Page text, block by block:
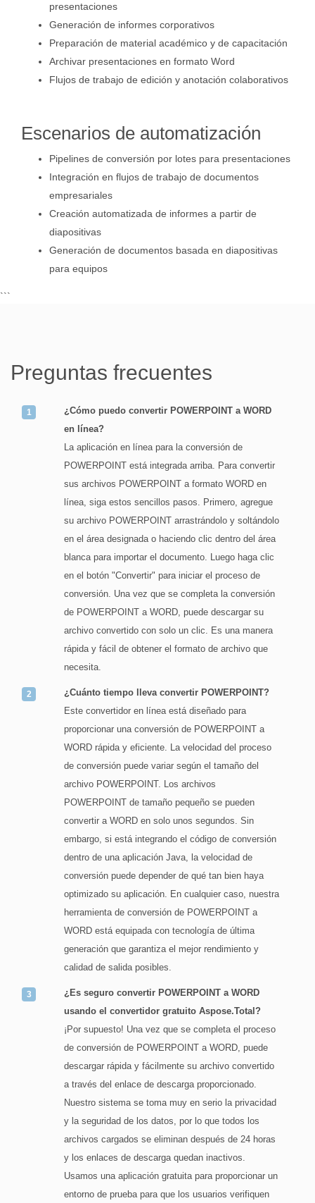
presentaciones
Generación de informes corporativos
Preparación de material académico y de capacitación
Archivar presentaciones en formato Word
Flujos de trabajo de edición y anotación colaborativos
Escenarios de automatización
Pipelines de conversión por lotes para presentaciones
Integración en flujos de trabajo de documentos
empresariales
Creación automatizada de informes a partir de
diapositivas
Generación de documentos basada en diapositivas
para equipos
```
Preguntas frecuentes
¿Cómo puedo convertir POWERPOINT a WORD
en línea?
La aplicación en línea para la conversión de
POWERPOINT está integrada arriba. Para convertir
sus archivos POWERPOINT a formato WORD en
línea, siga estos sencillos pasos. Primero, agregue
su archivo POWERPOINT arrastrándolo y soltándolo
en el área designada o haciendo clic dentro del área
blanca para importar el documento. Luego haga clic
en el botón "Convertir" para iniciar el proceso de
conversión. Una vez que se completa la conversión
de POWERPOINT a WORD, puede descargar su
archivo convertido con solo un clic. Es una manera
rápida y fácil de obtener el formato de archivo que
necesita.
¿Cuánto tiempo lleva convertir POWERPOINT?
Este convertidor en línea está diseñado para
proporcionar una conversión de POWERPOINT a
WORD rápida y eficiente. La velocidad del proceso
de conversión puede variar según el tamaño del
archivo POWERPOINT. Los archivos
POWERPOINT de tamaño pequeño se pueden
convertir a WORD en solo unos segundos. Sin
embargo, si está integrando el código de conversión
dentro de una aplicación Java, la velocidad de
conversión puede depender de qué tan bien haya
optimizado su aplicación. En cualquier caso, nuestra
herramienta de conversión de POWERPOINT a
WORD está equipada con tecnología de última
generación que garantiza el mejor rendimiento y
calidad de salida posibles.
¿Es seguro convertir POWERPOINT a WORD
usando el convertidor gratuito Aspose.Total?
¡Por supuesto! Una vez que se completa el proceso
de conversión de POWERPOINT a WORD, puede
descargar rápida y fácilmente su archivo convertido
a través del enlace de descarga proporcionado.
Nuestro sistema se toma muy en serio la privacidad
y la seguridad de los datos, por lo que todos los
archivos cargados se eliminan después de 24 horas
y los enlaces de descarga quedan inactivos.
Usamos una aplicación gratuita para proporcionar un
entorno de prueba para que los usuarios verifiquen